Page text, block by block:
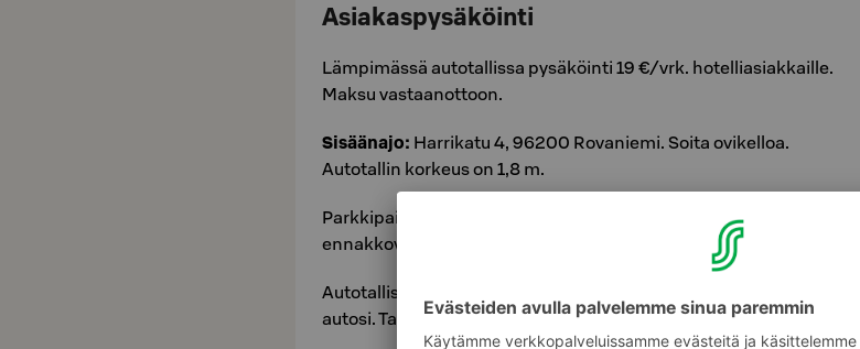
Asiakaspysäköinti
Lämpimässä autotallissa pysäköinti 19 €/vrk. hotelliasiakkaille.
Maksu vastaanottoon.
Sisäänajo: Harrikatu 4, 96200 Rovaniemi. Soita ovikelloa.
Autotallin korkeus on 1,8 m.
Parkkipaikat täyttyvät tulojärjestyksen mukaan (ei
ennakkovarauksia).
Autotallista löytyy myös
autosi. Tarvikkeet ja pesuaineet löytyvät valmiina pesupaikalta.